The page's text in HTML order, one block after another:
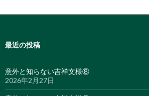
最近の投稿
意外と知らない吉祥文様⑧
2026年2月27日